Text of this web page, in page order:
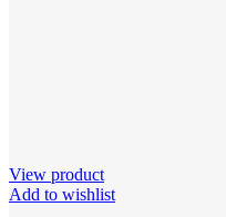
View product
Add to wishlist